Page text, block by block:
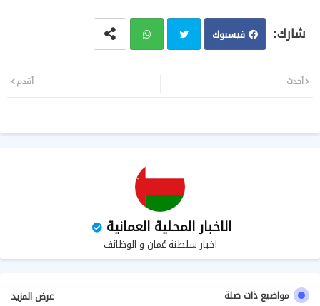
فيسبوك
ب
أحدث أقدم
الاخبار المحلية العمانية
اخبار سلطنة عُمان و الوظائف
مواضيع ذات صلة عرض المزيد